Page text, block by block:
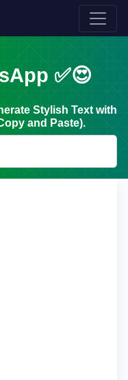
✅😍
Stylish Text with
and Paste).